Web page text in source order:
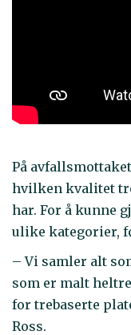
På
hvilken kvalitet
har. For å kunne
ulike kategorier,
– Vi samler alt
som er malt
for trebaserte
Ross.